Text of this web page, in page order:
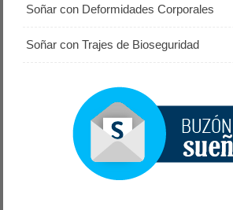
Soñar con Deformidades Corporales
Soñar con Trajes de Bioseguridad